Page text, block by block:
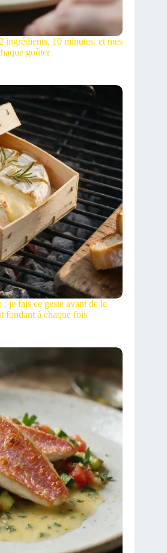
ingrédients, 10 minutes, et mes
goûter
: je fais ce geste avant de le
fondant à chaque fois